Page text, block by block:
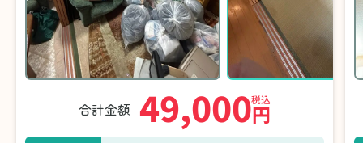
合計金額 49,000円
税込